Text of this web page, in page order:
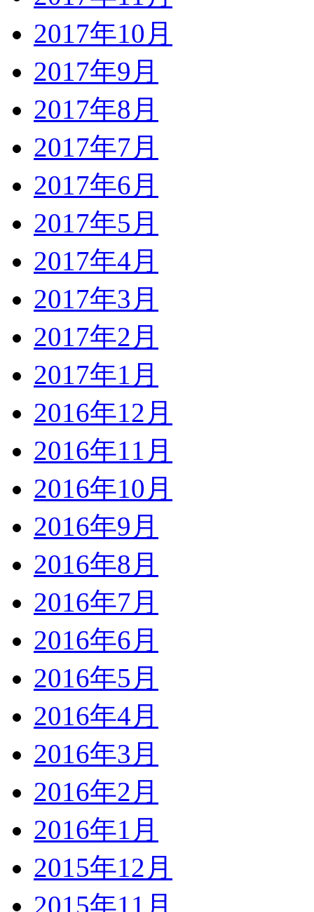
2017年10月
2017年9月
2017年8月
2017年7月
2017年6月
2017年5月
2017年4月
2017年3月
2017年2月
2017年1月
2016年12月
2016年11月
2016年10月
2016年9月
2016年8月
2016年7月
2016年6月
2016年5月
2016年4月
2016年3月
2016年2月
2016年1月
2015年12月
2015年11月